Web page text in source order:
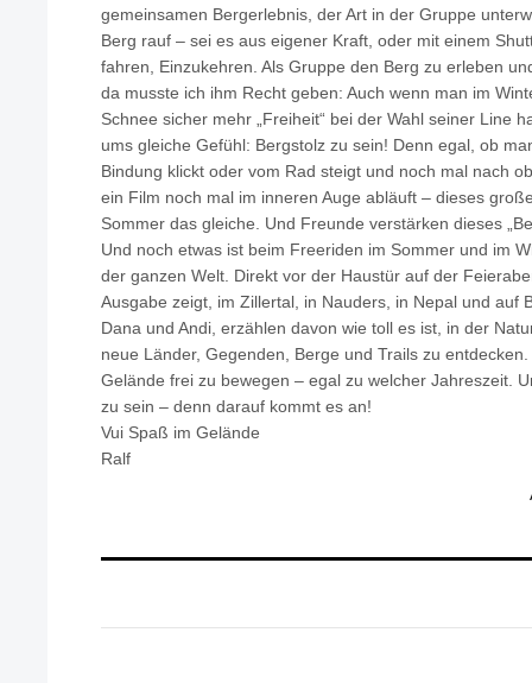
gemeinsamen Bergerlebnis, der Art in der Gruppe
Berg rauf – sei es aus eigener Kraft, oder mit einem
fahren, Einzukehren. Als Gruppe den Berg zu erleben
da musste ich ihm Recht geben: Auch wenn man im
Schnee sicher mehr „Freiheit“ bei der Wahl seiner Line
ums gleiche Gefühl: Bergstolz zu sein! Denn egal, ob
Bindung klickt oder vom Rad steigt und noch mal nach
ein Film noch mal im inneren Auge abläuft – dieses
Sommer das gleiche. Und Freunde verstärken dieses
Und noch etwas ist beim Freeriden im Sommer und im
der ganzen Welt. Direkt vor der Haustür auf der
Ausgabe zeigt, im Zillertal, in Nauders, in Nepal und auf
Dana und Andi, erzählen davon wie toll es ist, in der
neue Länder, Gegenden, Berge und Trails zu
Gelände frei zu bewegen – egal zu welcher Jahreszeit.
zu sein – denn darauf kommt es an!
Vui Spaß im Gelände
Ralf